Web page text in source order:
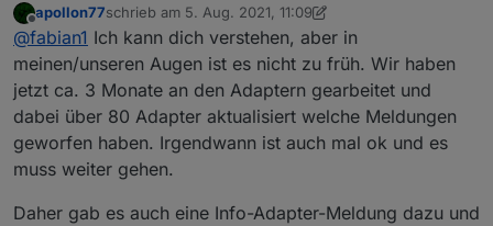
und auf Github requests reagiert wird ist mega. ABER
ich find es persönlich viel zu früh den js-controller 3.3
ins stable zu bringen.
Zumindest nicht ohne die Möglichkeit die wrong Type
Meldungen mit einer Einstellung zu unterdrücken. Ich
verstehe, dass ihr aufräumen wollt um den wildwuchs
bei Adaptern in den Griff zu kriegen, aber da kann ja
der normale User nichts für.
Ich zum Beispiel versuche meine logs super clean zu
halten, da ich mir jede Info, Warnung und Error
Meldung per Pushover schicken lasse und das hat bis
jetzt hervorragend funktioniert, da ich selbst darauf
achte, dass nichts unnötiges im log aufläuft. Jetzt mit
dem js-controller 3.3 ist das unmöglich, da z.B. der
WLED Adapter 100te von Meldungen rauswirft.
Gibt es die Möglichkeit, das Systemseitig zu
unterdrücken OHNE das loglevel umzustellen. Wie
gesagt, den normalen User interessiert es ja nicht ob
irgend ein Wert mit dem falschenb Datentyp
geschrieben wird, sondern nur die Entwickler!
Offline
apollon77schrieb am 5. Aug. 2021, 11:09
zuletzt editiert von apollon778. Mai 2021, 13:16
@fabian1 Ich kann dich verstehen, aber in
meinen/unseren Augen ist es nicht zu früh. Wir haben
jetzt ca. 3 Monate an den Adaptern gearbeitet und
dabei über 80 Adapter aktualisiert welche Meldungen
geworfen haben. Irgendwann ist auch mal ok und es
muss weiter gehen.
Daher gab es auch eine Info-Adapter-Meldung dazu und